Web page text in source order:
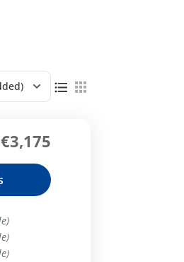
€3,175